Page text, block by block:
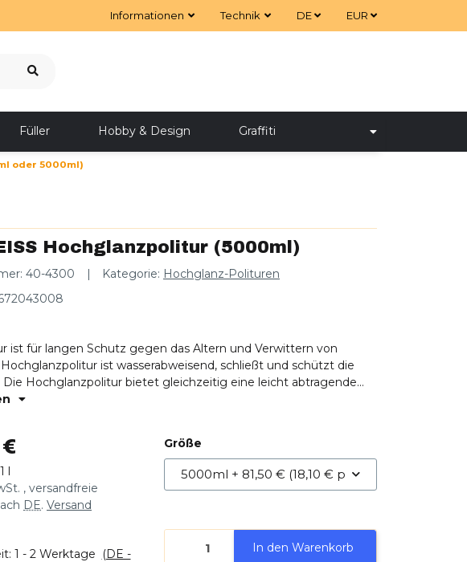
Informationen Technik DE EUR
Füller Hobby & Design Graffiti
oder 5000ml)
Hochglanzpolitur (5000ml)
40-4300 Kategorie: Hochglanz-Polituren
ist für langen Schutz gegen das Altern und Verwittern von
ist wasserabweisend, schließt und schützt die
Die Hochglanzpolitur bietet gleichzeitig eine leicht abtragende
Oberflächen
l
, versandfreie
DE. Versand
1 - 2 Werktage
(DE -
Größe
5000ml + 81,50 € (18,10 € pro l)
In den Warenkorb